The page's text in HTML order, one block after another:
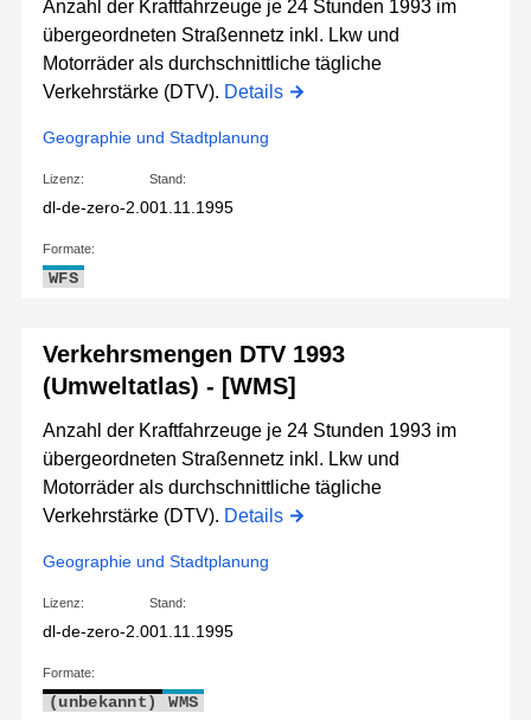
Anzahl der Kraftfahrzeuge je 24 Stunden 1993 im
übergeordneten Straßennetz inkl. Lkw und
Motorräder als durchschnittliche tägliche
Verkehrstärke (DTV). Details
Geographie und Stadtplanung
Lizenz:
dl-de-zero-2.0
Stand:
01.11.1995
Formate:
WFS
Verkehrsmengen DTV 1993
(Umweltatlas) - [WMS]
Anzahl der Kraftfahrzeuge je 24 Stunden 1993 im
übergeordneten Straßennetz inkl. Lkw und
Motorräder als durchschnittliche tägliche
Verkehrstärke (DTV). Details
Geographie und Stadtplanung
Lizenz:
dl-de-zero-2.0
Stand:
01.11.1995
Formate:
(unbekannt) WMS